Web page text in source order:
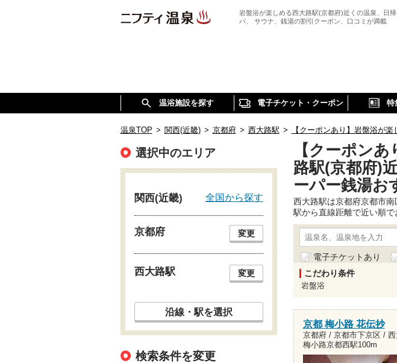
岩盤浴が楽しめる西大路駅(京都府)近くの温泉、日
パ、 サウナ、銭湯の割引クーポン、口コミが満載
温浴施設を探す 電子チケット・クーポン 特
温泉TOP > 関西(近畿) > 京都府 > 西大路駅 > 【クーポンあり】岩盤浴が
【クーポン
路駅(京都府)
ーパー銭湯お
西大路駅は京都府京都市
駅から直線距離で近い順で
電子チケットあり
こだわり条件
岩盤浴
京都 梅小路 花伝抄
京都府 / 京都市下京区 /
梅小路京都西駅100m
選択中のエリア
関西(近畿) 全国から探す
京都府 変更
西大路駅 変更
沿線・駅を選択
検索条件を変更